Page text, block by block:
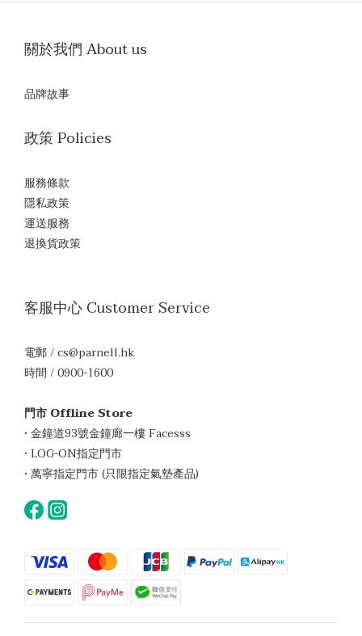
關於我們 About us
品牌故事
政策 Policies
服務條款
隱私政策
運送服務
退換貨政策
客服中心 Customer Service
電郵 / cs@parnell.hk
時間 / 0900-1600
門市 Offline Store
• 金鐘道93號金鐘廊一樓 Facesss
• LOG-ON指定門市
• 萬寧指定門市 (只限指定氣墊產品)